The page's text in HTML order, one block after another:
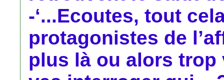
-‘...Ecoutes, tout
protagonistes de
plus là ou alors trop